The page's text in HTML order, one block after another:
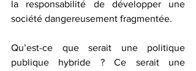
la responsabilité de développer une
société dangereusement fragmentée.
Qu’est-ce que serait une politique
publique hybride ? Ce serait une